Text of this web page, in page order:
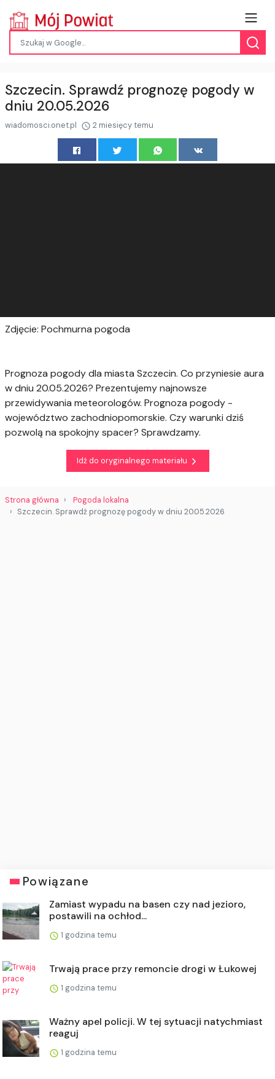
Szczecin. Sprawdź prognozę pogody w
dniu 20.05.2026
wiadomosci.onet.pl 2 miesięcy temu
Zdjęcie: Pochmurna pogoda
Prognoza pogody dla miasta Szczecin. Co przyniesie aura
w dniu 20.05.2026? Prezentujemy najnowsze
przewidywania meteorologów. Prognoza pogody -
województwo zachodniopomorskie. Czy warunki dziś
pozwolą na spokojny spacer? Sprawdzamy.
Idź do oryginalnego materiału
Strona główna
Pogoda lokalna
Szczecin. Sprawdź prognozę pogody w dniu 20.05.2026
Powiązane
Zamiast wypadu na basen czy nad jezioro,
postawili na ochłod...
1 godzina temu
Trwają prace przy remoncie drogi w Łukowej
1 godzina temu
Ważny apel policji. W tej sytuacji natychmiast
reaguj
1 godzina temu